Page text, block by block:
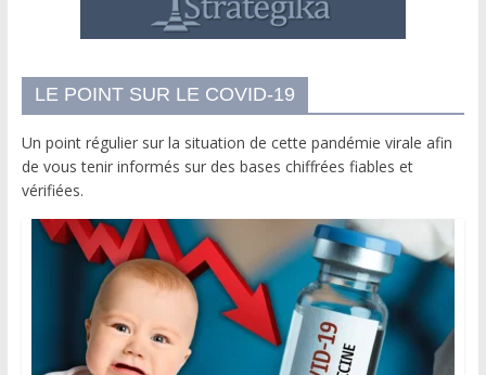
LE POINT SUR LE COVID-19
Un point régulier sur la situation de cette pandémie virale afin
de vous tenir informés sur des bases chiffrées fiables et
vérifiées.